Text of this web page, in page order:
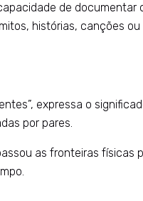
de documentar
histórias, canções ou
expressa o
por pares.
as fronteiras físicas